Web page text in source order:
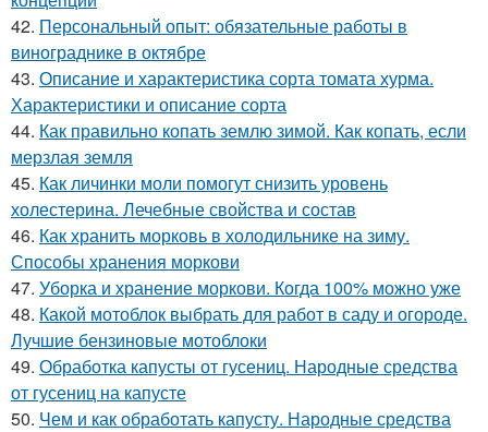
42. Персональный опыт: обязательные работы в
винограднике в октябре
43. Описание и характеристика сорта томата хурма.
Характеристики и описание сорта
44. Как правильно копать землю зимой. Как копать, если
мерзлая земля
45. Как личинки моли помогут снизить уровень
холестерина. Лечебные свойства и состав
46. Как хранить морковь в холодильнике на зиму.
Способы хранения моркови
47. Уборка и хранение моркови. Когда 100% можно уже
48. Какой мотоблок выбрать для работ в саду и огороде.
Лучшие бензиновые мотоблоки
49. Обработка капусты от гусениц. Народные средства
от гусениц на капусте
50. Чем и как обработать капусту. Народные средства